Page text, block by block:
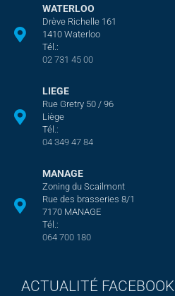
WATERLOO
Drève Richelle 161
1410 Waterloo
Tél.:
02 731 45 00
LIEGE
Rue Gretry 50 / 96
Liège
Tél.:
04 349 47 84
MANAGE
Zoning du Scailmont
Rue des brasseries 8/1
7170 MANAGE
Tél.:
064 700 180
ACTUALITÉ FACEBOOK